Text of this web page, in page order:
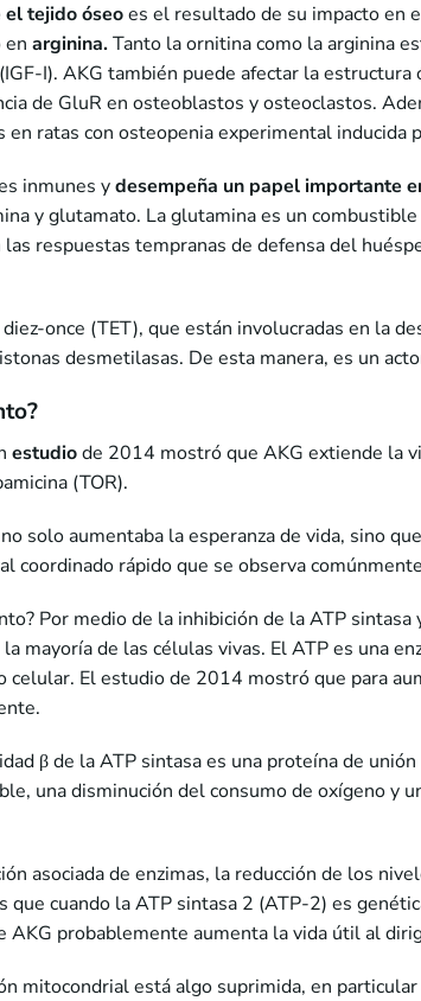
el tejido óseoes el resultado de su impacto en
arginina.Tanto la ornitina como la arginina
I). AKG también puede afectar la
de GluR en osteoblastos y osteoclastos.
ratas con osteopenia experimental inducida
inmunes ydesempeña un papel importante
y glutamato. La glutamina es un
respuestas tempranas de defensa del
once (TET), que están involucradas en la
desmetilasas. De esta manera, es un
estudiode 2014 mostró que AKG extiende la
(TOR).
solo aumentaba la esperanza de vida, sino
coordinado rápido que se observa
Por medio de la inhibición de la ATP
mayoría de las células vivas. El ATP es una
El estudio de 2014 mostró que para
β de la ATP sintasa es una proteína de
una disminución del consumo de oxígeno y
asociada de enzimas, la reducción de los
que cuando la ATP sintasa 2 (ATP-2) es
AKG probablemente aumenta la vida útil al
mitocondrial está algo suprimida, en